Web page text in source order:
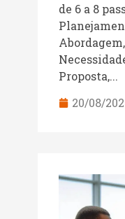
de 6 a 8
Proposta,...
20/08/